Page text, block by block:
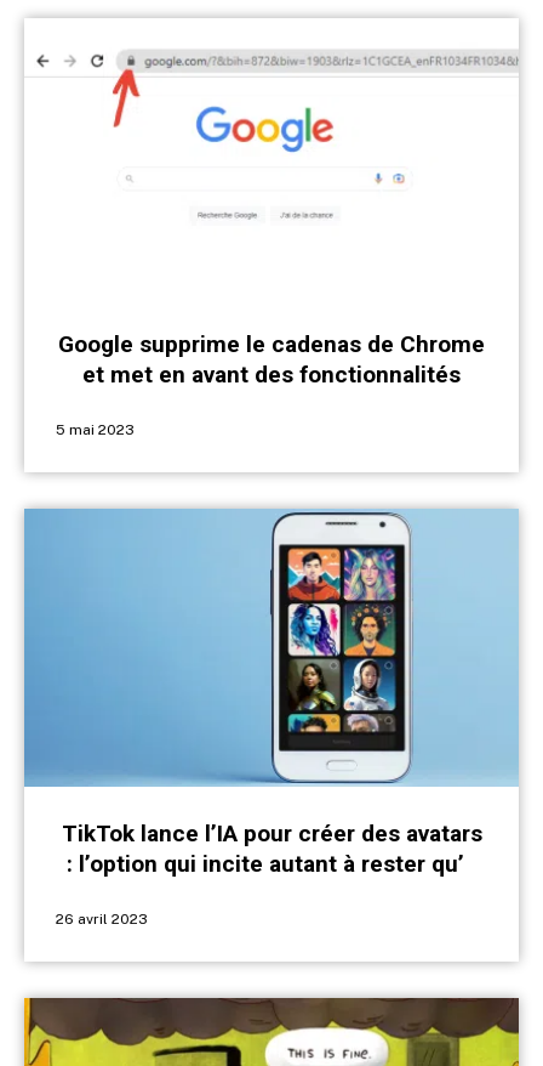
Google supprime le cadenas de Chrome
et met en avant des fonctionnalités
5 mai 2023
TikTok lance l’IA pour créer des avatars
: l’option qui incite autant à rester qu’à
26 avril 2023